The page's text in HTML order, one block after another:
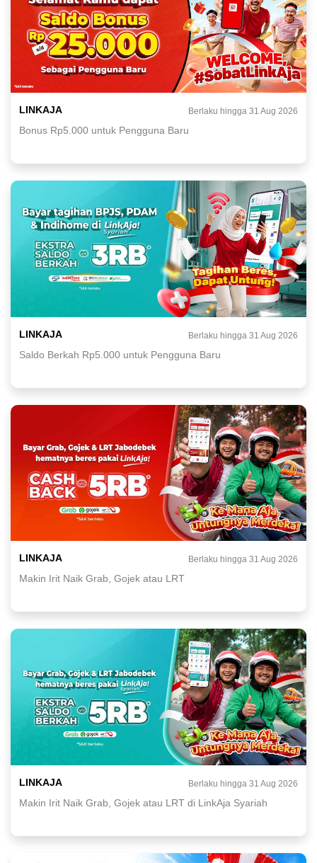
LINKAJA Berlaku hingga 31 Aug 2026
Bonus Rp5.000 untuk Pengguna Baru
LINKAJA Berlaku hingga 31 Aug 2026
Saldo Berkah Rp5.000 untuk Pengguna Baru
LINKAJA Berlaku hingga 31 Aug 2026
Makin Irit Naik Grab, Gojek atau LRT
LINKAJA Berlaku hingga 31 Aug 2026
Makin Irit Naik Grab, Gojek atau LRT di LinkAja Syariah